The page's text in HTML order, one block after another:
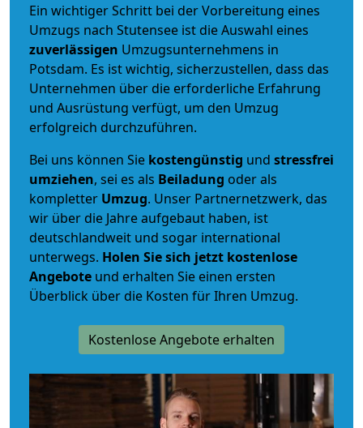
Ein wichtiger Schritt bei der Vorbereitung eines
Umzugs nach Stutensee ist die Auswahl eines
zuverlässigen Umzugsunternehmens in
Potsdam. Es ist wichtig, sicherzustellen, dass das
Unternehmen über die erforderliche Erfahrung
und Ausrüstung verfügt, um den Umzug
erfolgreich durchzuführen.
Bei uns können Sie kostengünstig und stressfrei
umziehen, sei es als Beiladung oder als
kompletter Umzug. Unser Partnernetzwerk, das
wir über die Jahre aufgebaut haben, ist
deutschlandweit und sogar international
unterwegs. Holen Sie sich jetzt kostenlose
Angebote und erhalten Sie einen ersten
Überblick über die Kosten für Ihren Umzug.
Kostenlose Angebote erhalten